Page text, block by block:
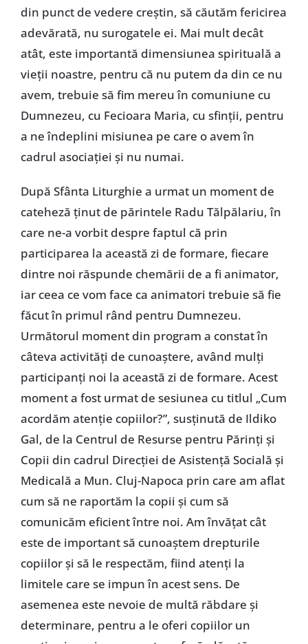
din punct de vedere creștin, să căutăm fericirea
adevărată, nu surogatele ei. Mai mult decât
atât, este importantă dimensiunea spirituală a
vieții noastre, pentru că nu putem da din ce nu
avem, trebuie să fim mereu în comuniune cu
Dumnezeu, cu Fecioara Maria, cu sfinții, pentru
a ne îndeplini misiunea pe care o avem în
cadrul asociației și nu numai.
După Sfânta Liturghie a urmat un moment de
cateheză ținut de părintele Radu Tălpălariu, în
care ne-a vorbit despre faptul că prin
participarea la această zi de formare, fiecare
dintre noi răspunde chemării de a fi animator,
iar ceea ce vom face ca animatori trebuie să fie
făcut în primul rând pentru Dumnezeu.
Următorul moment din program a constat în
câteva activități de cunoaștere, având mulți
participanți noi la această zi de formare. Acest
moment a fost urmat de sesiunea cu titlul „Cum
acordăm atenție copiilor?”, susținută de Ildiko
Gal, de la Centrul de Resurse pentru Părinți și
Copii din cadrul Direcției de Asistență Socială și
Medicală a Mun. Cluj-Napoca prin care am aflat
cum să ne raportăm la copii și cum să
comunicăm eficient între noi. Am învățat cât
este de important să cunoaștem drepturile
copiilor și să le respectăm, fiind atenți la
limitele care se impun în acest sens. De
asemenea este nevoie de multă răbdare și
determinare, pentru a le oferi copiilor un